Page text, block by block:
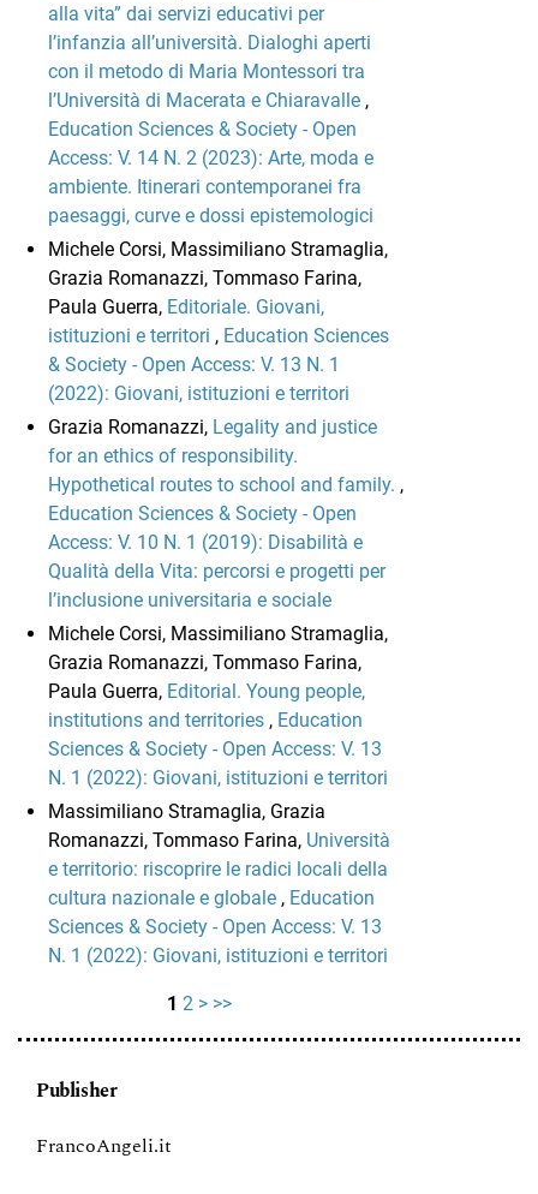
alla vita” dai servizi educativi per
l’infanzia all’università. Dialoghi aperti
con il metodo di Maria Montessori tra
l’Università di Macerata e Chiaravalle ,
Education Sciences & Society - Open
Access: V. 14 N. 2 (2023): Arte, moda e
ambiente. Itinerari contemporanei fra
paesaggi, curve e dossi epistemologici
Michele Corsi, Massimiliano Stramaglia,
Grazia Romanazzi, Tommaso Farina,
Paula Guerra, Editoriale. Giovani,
istituzioni e territori , Education Sciences
& Society - Open Access: V. 13 N. 1
(2022): Giovani, istituzioni e territori
Grazia Romanazzi, Legality and justice
for an ethics of responsibility.
Hypothetical routes to school and family. ,
Education Sciences & Society - Open
Access: V. 10 N. 1 (2019): Disabilità e
Qualità della Vita: percorsi e progetti per
l’inclusione universitaria e sociale
Michele Corsi, Massimiliano Stramaglia,
Grazia Romanazzi, Tommaso Farina,
Paula Guerra, Editorial. Young people,
institutions and territories , Education
Sciences & Society - Open Access: V. 13
N. 1 (2022): Giovani, istituzioni e territori
Massimiliano Stramaglia, Grazia
Romanazzi, Tommaso Farina, Università
e territorio: riscoprire le radici locali della
cultura nazionale e globale , Education
Sciences & Society - Open Access: V. 13
N. 1 (2022): Giovani, istituzioni e territori
1 2 > >>
Publisher
FrancoAngeli.it